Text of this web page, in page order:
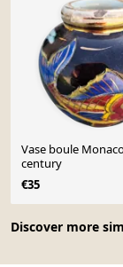
Discover more
Vase boule
century
€35